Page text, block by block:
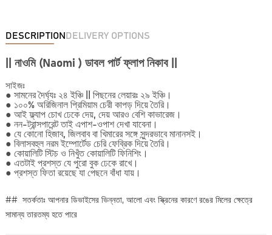
DESCRIPTION DELIVERY OPTIONS
|| নাওমি (Naomi ) ডাবল পার্ট ফ্লাপ নিকাব
সাইজঃ
● সামনের দৈর্ঘ্যঃ ২৪ ইঞ্চি || পিছনের লেয়ারঃ ২৯ ইঞ্চি।
● ১০০% অরিজিনাল প্রিমিয়াম চেরী কাপড় দিয়ে তৈরি।
● আই ফ্ল্যাপ চোখ ঢেকে দেয়, দেয় আরও বেশি কাভারেজ।
● নন-ট্রান্সপারেন্ট তাই এপাশ-ওপাশ দেখা যাবেনা।
● যে কোনো হিজাব, জিলবাব বা খিমারের সঙ্গে সুন্দরভাবে মানানসই।
● বিলাসবহুল নরম ইম্পোর্টেড চেরি ফেব্রিক দিয়ে তৈরি।
● কোয়ালিটি স্টিচ ও নিখুঁত কোয়ালিটি ফিনিশিং।
● এতটাই প্রশস্ত যে পুরো বুক ঢেকে রাখে।
● প্রশস্ত ফিতা রয়েছে যা পেছনে বাঁধা যায়।
## সতর্কতাঃ আপনার ডিভাইসের ভিন্নতা, আলো এবং স্ক্রিনের কারণে রঙের মিলের ক্ষেত্রে
সামান্য তারতম্য হতে পারে